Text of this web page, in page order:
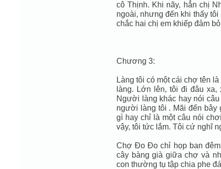
cô Thịnh. Khi nãy, hẳn chị
ngoài, nhưng đến khi thấy
chắc hai chị em khiếp đảm
Chương 3:
Làng tôi có một cái chợ tên
làng. Lớn lên, tôi đi đâu
Người làng khác hay nói
người làng tôi . Mãi đến bây
gì hay chỉ là một câu nói
vậy, tôi tức lắm. Tôi cứ nghĩ
Chợ Ðo Ðo chỉ họp ban
cây bàng già giữa chợ và
con thường tụ tập chia phe